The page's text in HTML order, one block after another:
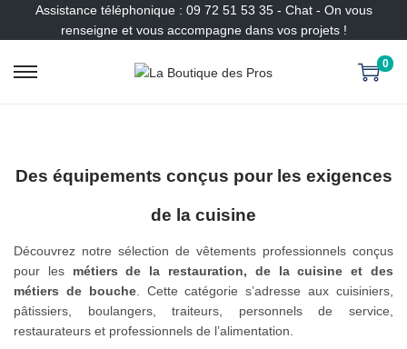
Assistance téléphonique : 09 72 51 53 35 - Chat - On vous
renseigne et vous accompagne dans vos projets !
P
r
l
n
a
v
i
g
P
r
u
o
n
t
e
n
0
Des équipements conçus pour les exigences
de la cuisine
Découvrez notre sélection de vêtements professionnels conçus
pour les métiers de la restauration, de la cuisine et des
métiers de bouche. Cette catégorie s’adresse aux cuisiniers,
pâtissiers, boulangers, traiteurs, personnels de service,
restaurateurs et professionnels de l’alimentation.